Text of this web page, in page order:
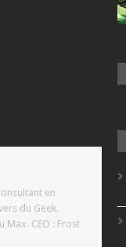
en
du Geek.
CEO : Frost